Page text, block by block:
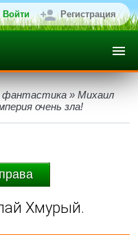
Войти Регистрация
фантастика » Михаил
очень зла!
Хмурый.